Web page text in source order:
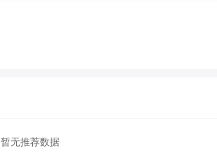
暂无推荐数据